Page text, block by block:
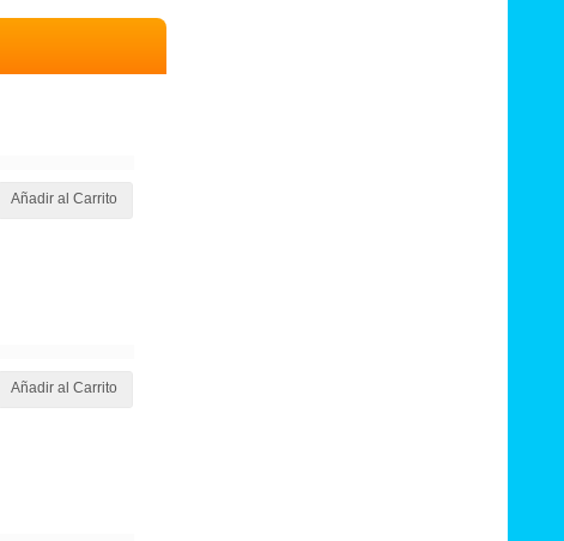
Añadir al Carrito
Añadir al Carrito